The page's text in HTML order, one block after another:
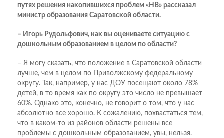
путях решения накопившихся проблем «НВ» рассказал
министр образования Саратовской области.
– Игорь Рудольфович, как вы оцениваете ситуацию с
дошкольным образованием в целом по области?
– Я могу сказать, что положение в Саратовской области
лучше, чем в целом по Приволжскому федеральному
округу. Так, например, у нас ДОУ посещают около 78%
детей, в то время как по округу это число не превышает
60%. Однако это, конечно, не говорит о том, что у нас
абсолютно все хорошо. К сожалению, похвастаться тем,
что в каком-то из районов области решены все
проблемы с дошкольным образованием, увы, нельзя.